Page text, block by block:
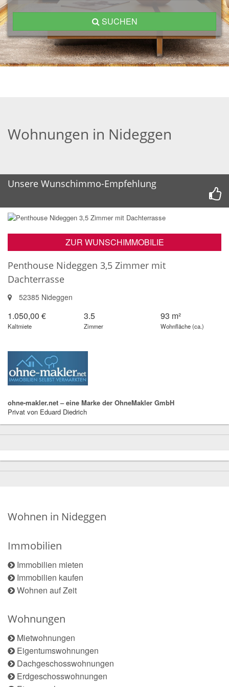
SUCHEN
Wohnungen in Nideggen
Unsere Wunschimmo-Empfehlung
ZUR WUNSCHIMMOBILIE
Penthouse Nideggen 3,5 Zimmer mit
Dachterrasse
52385 Nideggen
1.050,00 €
Kaltmiete
3.5
Zimmer
93 m²
Wohnfläche (ca.)
ohne-makler.net – eine Marke der OhneMakler GmbH
Privat von Eduard Diedrich
Wohnen in Nideggen
Immobilien
Immobilien mieten
Immobilien kaufen
Wohnen auf Zeit
Wohnungen
Mietwohnungen
Eigentumswohnungen
Dachgeschosswohnungen
Erdgeschosswohnungen